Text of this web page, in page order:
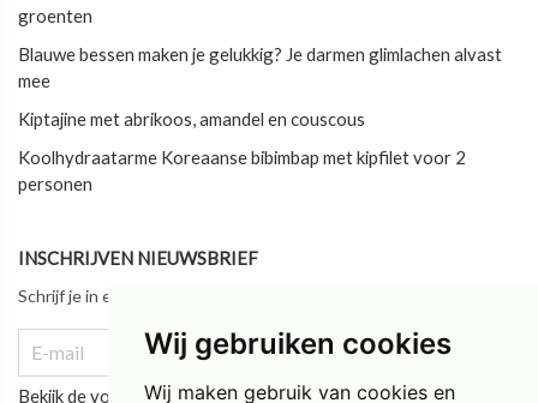
Wij gebruiken cookies
Wij maken gebruik van cookies en
groenten
Blauwe bessen maken je gelukkig? Je darmen glimlachen alvast
mee
Kiptajine met abrikoos, amandel en couscous
Koolhydraatarme Koreaanse bibimbap met kipfilet voor 2
personen
INSCHRIJVEN NIEUWSBRIEF
Schrijf je in en blijf als eerste op de hoogte van ons laatste nieuws!
Bekijk de vorige updates